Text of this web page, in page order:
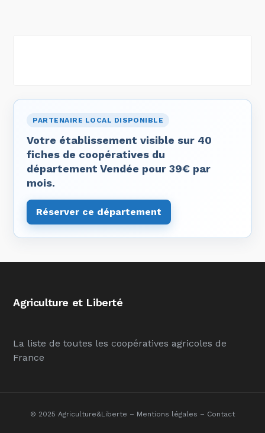
PARTENAIRE LOCAL DISPONIBLE
Votre établissement visible sur 40
fiches de coopératives du
département Vendée pour 39€ par
mois.
Réserver ce département
Agriculture et Liberté
La liste de toutes les coopératives agricoles de
France
© 2025 Agriculture&Liberte – Mentions légales – Contact